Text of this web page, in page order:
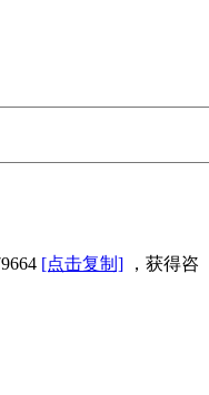
[点击复制] ，获得咨